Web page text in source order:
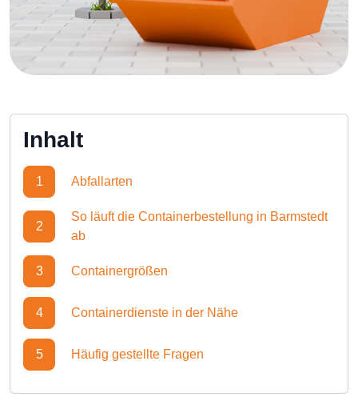
Inhalt
1 Abfallarten
2
So läuft die Containerbestellung in Barmstedt
ab
3 Containergrößen
4 Containerdienste in der Nähe
5 Häufig gestellte Fragen